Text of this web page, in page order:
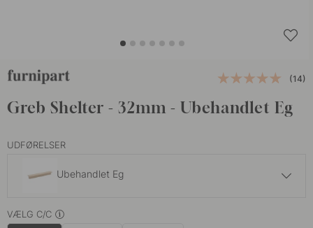
(14)
Greb Shelter - 32mm - Ubehandlet Eg
UDFØRELSER
Ubehandlet Eg
Eg
VÆLG C/C